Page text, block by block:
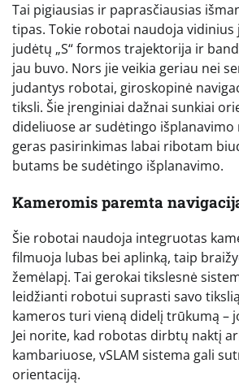
Tai pigiausias ir paprasčiausias
tipas. Tokie robotai naudoja vidinius
judėtų „S“ formos trajektorija ir
jau buvo. Nors jie veikia geriau nei
judantys robotai, giroskopinė
tiksli. Šie įrenginiai dažnai sunkiai
dideliuose ar sudėtingo išplanavimo
geras pasirinkimas labai ribotam
butams be sudėtingo išplanavimo.
Kameromis paremta
Šie robotai naudoja integruotas
filmuoja lubas bei aplinką, taip
žemėlapį. Tai gerokai tikslesnė
leidžianti robotui suprasti savo
kameros turi vieną didelį trūkumą –
Jei norite, kad robotas dirbtų naktį
kambariuose, vSLAM sistema gali
orientaciją.